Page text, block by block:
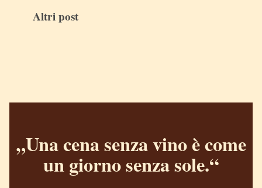
Altri post
„Una cena senza vino è come
un giorno senza sole.“